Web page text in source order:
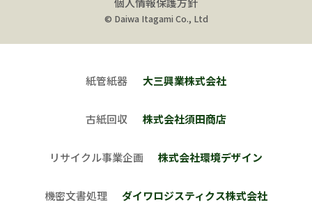
© Daiwa Itagami Co., Ltd
紙管紙器 大三興業株式会社
古紙回収 株式会社須田商店
リサイクル事業企画 株式会社環境デザイン
機密文書処理 ダイワロジスティクス株式会社